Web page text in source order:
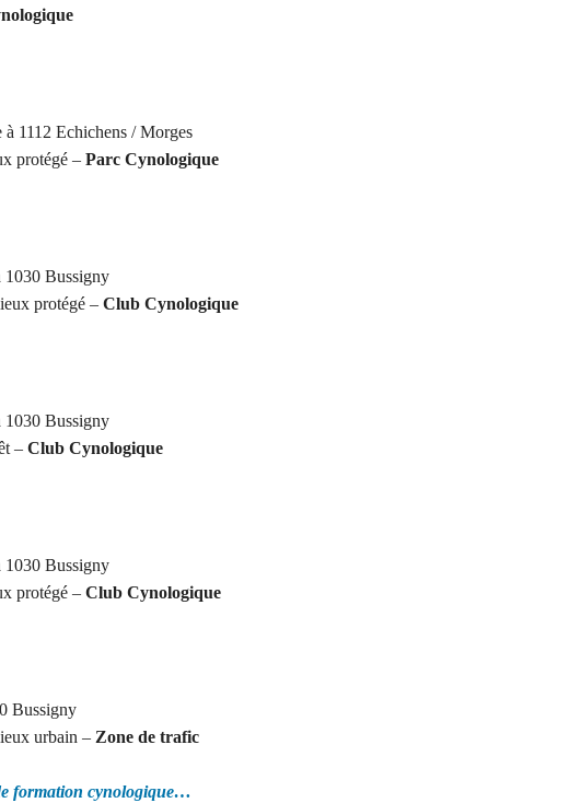
1112 Echichens / Morges
protégé – Parc Cynologique
Bussigny
protégé – Club Cynologique
Bussigny
– Club Cynologique
Bussigny
protégé – Club Cynologique
Bussigny
urbain – Zone de trafic
formation cynologique…